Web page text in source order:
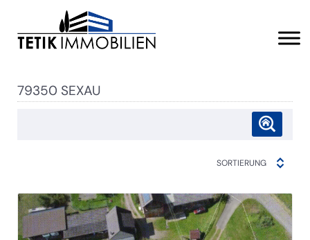
79350 SEXAU
SORTIERUNG